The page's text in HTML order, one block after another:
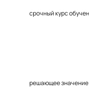
срочный курс
решающее значение